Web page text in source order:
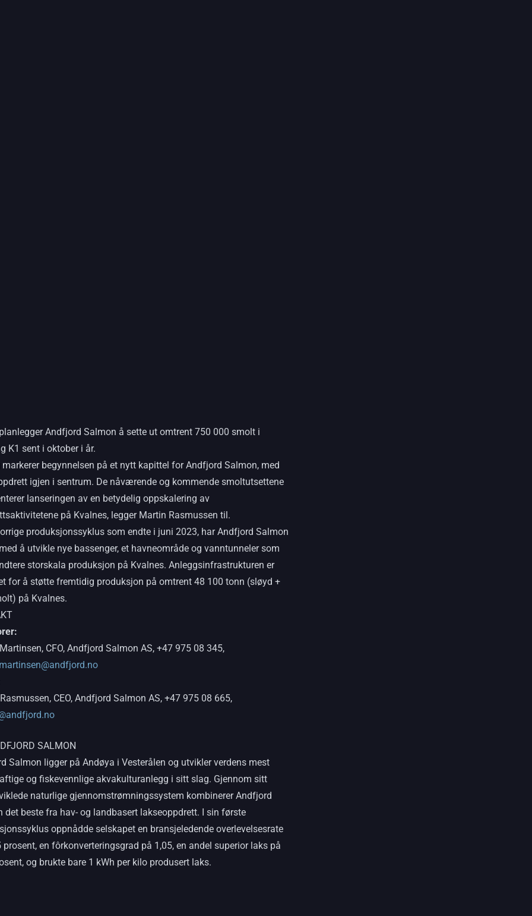
Andfjord Salmon å sette ut omtrent 750 000 smolt i
K1 sent i oktober i år.
begynnelsen på et nytt kapittel for Andfjord Salmon, med
igjen i sentrum. De nåværende og kommende smoltutsettene
lanseringen av en betydelig oppskalering av
på Kvalnes, legger Martin Rasmussen til.
produksjonssyklus som endte i juni 2023, har Andfjord Salmon
å utvikle nye bassenger, et havneområde og vanntunneler som
storskala produksjon på Kvalnes. Anleggsinfrastrukturen er
for å støtte fremtidig produksjon på omtrent 48 100 tonn (sløyd +
på Kvalnes.
CFO, Andfjord Salmon AS, +47 975 08 345,
CEO, Andfjord Salmon AS, +47 975 08 665,
SALMON
Salmon ligger på Andøya i Vesterålen og utvikler verdens mest
og fiskevennlige akvakulturanlegg i sitt slag. Gjennom sitt
naturlige gjennomstrømningssystem kombinerer Andfjord
det beste fra hav- og landbasert lakseoppdrett. I sin første
oppnådde selskapet en bransjeledende overlevelsesrate
prosent, en fôrkonverteringsgrad på 1,05, en andel superior laks på
og brukte bare 1 kWh per kilo produsert laks.